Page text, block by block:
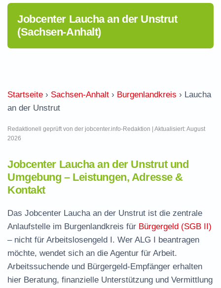
Jobcenter Laucha an der Unstrut
(Sachsen-Anhalt)
Startseite › Sachsen-Anhalt › Burgenlandkreis › Laucha
an der Unstrut
Redaktionell geprüft von der jobcenter.info-Redaktion | Aktualisiert: August
2026
Jobcenter Laucha an der Unstrut und
Umgebung – Leistungen, Adresse &
Kontakt
Das Jobcenter Laucha an der Unstrut ist die zentrale
Anlaufstelle im Burgenlandkreis für Bürgergeld (SGB II)
– nicht für Arbeitslosengeld I. Wer ALG I beantragen
möchte, wendet sich an die Agentur für Arbeit.
Arbeitssuchende und Bürgergeld-Empfänger erhalten
hier Beratung, finanzielle Unterstützung und Vermittlung